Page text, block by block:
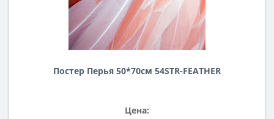
Постер Перья 50*70см 54STR-FEATHER
Цена: